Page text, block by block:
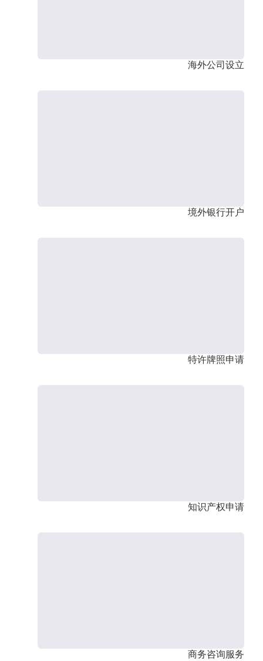
海外公司设立
境外银行开户
特许牌照申请
知识产权申请
商务咨询服务